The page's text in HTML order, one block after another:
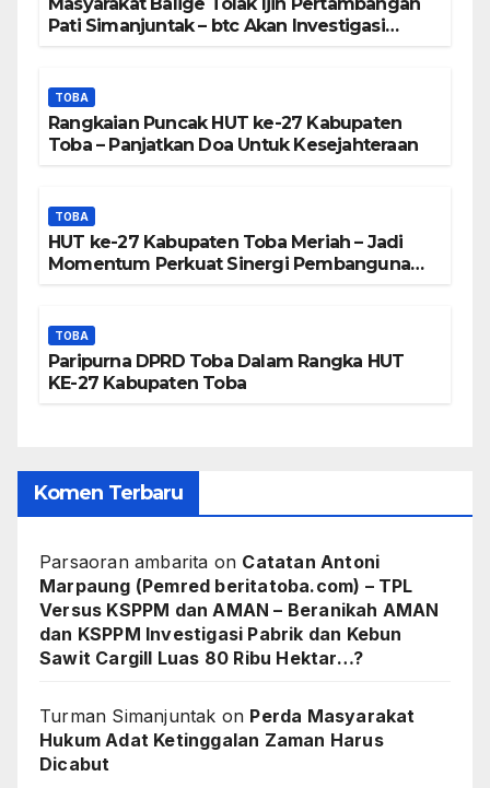
Masyarakat Diduga
Pati Simanjuntak – btc Akan Investigasi
TOBA
Rangkaian Puncak HUT ke-27 Kabupaten
Toba – Panjatkan Doa Untuk Kesejahteraan
TOBA
HUT ke-27 Kabupaten Toba Meriah – Jadi
Momentum Perkuat Sinergi Pembangunan
TOBA
Paripurna DPRD Toba Dalam Rangka HUT
KE-27 Kabupaten Toba
Komen Terbaru
Parsaoran ambarita on Catatan Antoni
Marpaung (Pemred beritatoba.com) – TPL
Versus KSPPM dan AMAN – Beranikah AMAN
dan KSPPM Investigasi Pabrik dan Kebun
Sawit Cargill Luas 80 Ribu Hektar…?
Turman Simanjuntak on Perda Masyarakat
Hukum Adat Ketinggalan Zaman Harus
Dicabut